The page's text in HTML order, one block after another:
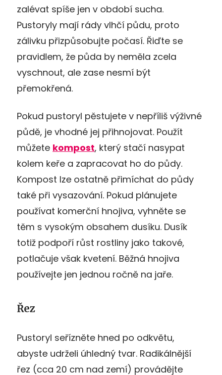
zalévat spíše jen v období sucha.
Pustoryly mají rády vlhčí půdu, proto
zálivku přizpůsobujte počasí. Řiďte se
pravidlem, že půda by neměla zcela
vyschnout, ale zase nesmí být
přemokřená.
Pokud pustoryl pěstujete v nepříliš výživné
půdě, je vhodné jej přihnojovat. Použít
můžete kompost, který stačí nasypat
kolem keře a zapracovat ho do půdy.
Kompost lze ostatně přimíchat do půdy
také při vysazování. Pokud plánujete
používat komerční hnojiva, vyhněte se
těm s vysokým obsahem dusíku. Dusík
totiž podpoří růst rostliny jako takové,
potlačuje však kvetení. Běžná hnojiva
používejte jen jednou ročně na jaře.
Řez
Pustoryl seřízněte hned po odkvětu,
abyste udrželi úhledný tvar. Radikálnější
řez (cca 20 cm nad zemí) provádějte